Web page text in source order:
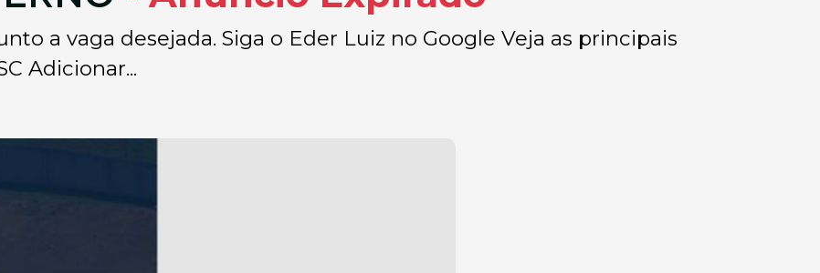
a vaga desejada. Siga o Eder Luiz no Google Veja as principais
Adicionar...